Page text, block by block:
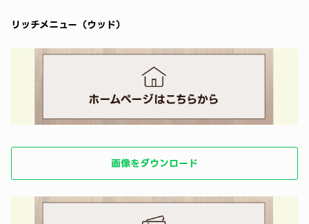
リッチメニュー（ウッド）
画像をダウンロード